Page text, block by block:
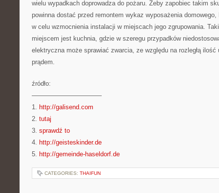
wielu wypadkach doprowadza do pożaru. Żeby zapobiec takim
powinna dostać przed remontem wykaz wyposażenia
w celu wzmocnienia instalacji w miejscach jego zgrupowania.
miejscem jest kuchnia, gdzie w szeregu przypadków
elektryczna może sprawiać zwarcia, ze względu na rozległą
prądem.
źródło:
———————————
1. http://galisend.com
2. tutaj
3. sprawdź to
4. http://geisteskinder.de
5. http://gemeinde-haseldorf.de
CATEGORIES: THAIFUN